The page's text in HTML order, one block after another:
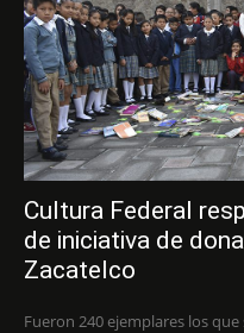
Cultura Federal
de iniciativa de
Zacatelco
Fueron 240 ejemplares los